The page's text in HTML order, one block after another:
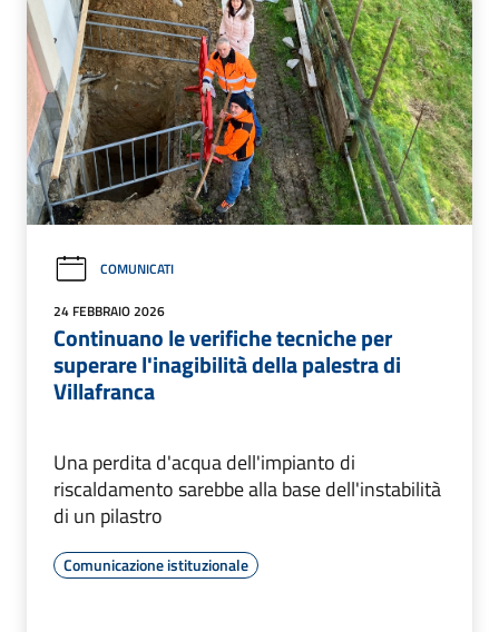
COMUNICATI
24 FEBBRAIO 2026
Continuano le verifiche tecniche per
superare l'inagibilità della palestra di
Villafranca
Una perdita d'acqua dell'impianto di
riscaldamento sarebbe alla base dell'instabilità
di un pilastro
Comunicazione istituzionale